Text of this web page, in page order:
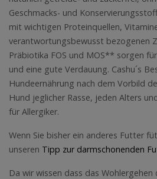
Geschmacks- und
mit wichtigen Proteinquellen,
verantwortungsbewusst bezogenen
Präbiotika FOS und MOS** sorgen
und eine gute Verdauung. Cashu´s
Hundeernährung nach dem Vorbild
Hund jeglicher Rasse, jeden Alters
für Allergiker.
Wenn Sie bisher ein anderes Futter
unseren Tipp zur darmschonenden
Da wir wissen dass das